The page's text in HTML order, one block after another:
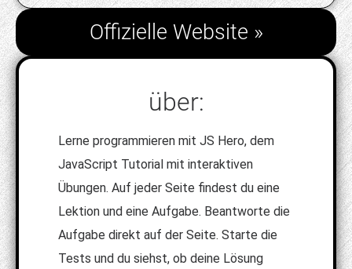
Offizielle Website »
über:
Lerne programmieren mit JS Hero, dem
JavaScript Tutorial mit interaktiven
Übungen. Auf jeder Seite findest du eine
Lektion und eine Aufgabe. Beantworte die
Aufgabe direkt auf der Seite. Starte die
Tests und du siehst, ob deine Lösung